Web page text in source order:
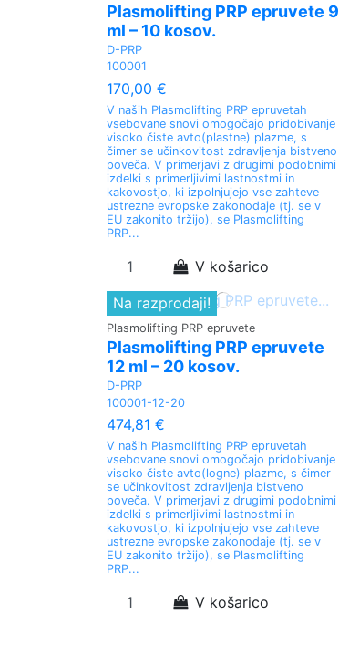
Plasmolifting PRP epruvete 9
ml – 10 kosov.
D-PRP
100001
170,00 €
V naših Plasmolifting PRP epruvetah
vsebovane snovi omogočajo pridobivanje
visoko čiste avto(plastne) plazme, s
čimer se učinkovitost zdravljenja bistveno
poveča. V primerjavi z drugimi podobnimi
izdelki s primerljivimi lastnostmi in
kakovostjo, ki izpolnjujejo vse zahteve
ustrezne evropske zakonodaje (tj. se v
EU zakonito tržijo), se Plasmolifting
PRP...
V košarico
Na razprodaji!
Plasmolifting PRP epruvete
Plasmolifting PRP epruvete
12 ml – 20 kosov.
D-PRP
100001-12-20
474,81 €
V naših Plasmolifting PRP epruvetah
vsebovane snovi omogočajo pridobivanje
visoko čiste avto(logne) plazme, s čimer
se učinkovitost zdravljenja bistveno
poveča. V primerjavi z drugimi podobnimi
izdelki s primerljivimi lastnostmi in
kakovostjo, ki izpolnjujejo vse zahteve
ustrezne evropske zakonodaje (tj. se v
EU zakonito tržijo), se Plasmolifting
PRP...
V košarico